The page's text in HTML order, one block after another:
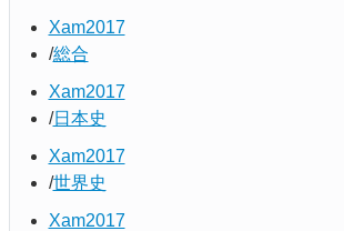
Xam2017
総合
Xam2017
日本史
Xam2017
世界史
Xam2017